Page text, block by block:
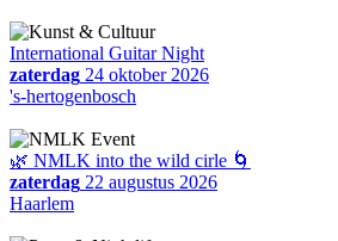
International Guitar Night
zaterdag 24 oktober 2026
's-hertogenbosch
🌿 NMLK into the wild cirle 🌀
zaterdag 22 augustus 2026
Haarlem